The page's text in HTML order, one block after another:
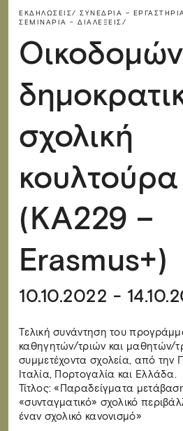
ΕΚΔΗΛΏΣΕΙΣ/ ΣΥΝΈΔΡΙΑ –
ΣΕΜΙΝΆΡΙΑ - ΔΙΑΛΈΞΕΙΣ/
σχολική
κουλτούρα
(KA229 –
Erasmus+)
10.10.2022 -
Tελική συνάντηση του
καθηγητών/τριών και μαθητών/
συμμετέχοντα σχολεία, από την
Ιταλία, Πορτογαλία και Ελλάδα.
Τίτλος: «Παραδείγματα
«συνταγματικό» σχολικό
έναν σχολικό κανονισμό»